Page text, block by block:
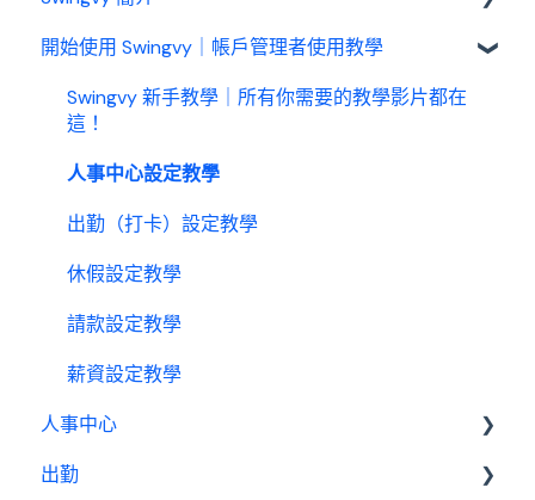
認識 Swingvy
開始使用 Swingvy｜帳戶管理者使用教學
Swingvy 新手教學｜所有你需要的教學影片都在
這！
人事中心設定教學
出勤（打卡）設定教學
休假設定教學
請款設定教學
薪資設定教學
人事中心
人員
出勤